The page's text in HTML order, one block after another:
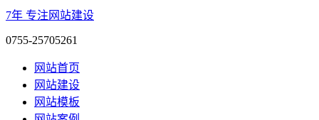
7年 专注网站建设
0755-25705261
网站首页
网站建设
网站模板